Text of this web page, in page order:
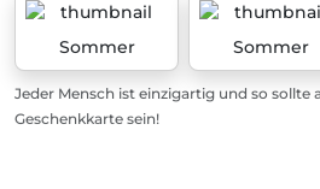
Sommer Sommer
Jeder Mensch ist einzigartig und so sollte
Geschenkkarte sein!